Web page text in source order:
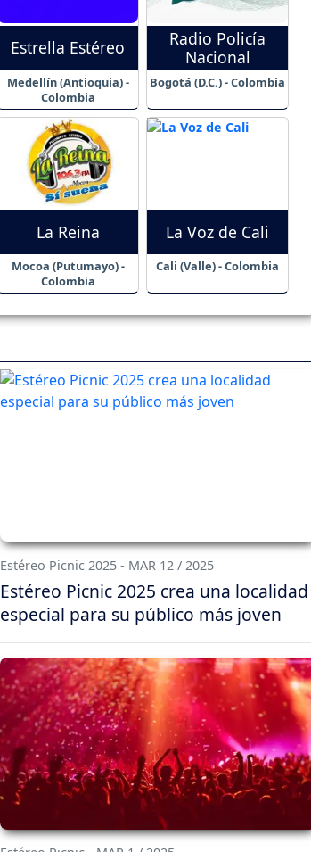
Estrella Estéreo
Medellín (Antioquia) -
Colombia
Radio Policía
Nacional
Bogotá (D.C.) - Colombia
La Reina
Mocoa (Putumayo) -
Colombia
La Voz de Cali
Cali (Valle) - Colombia
Estéreo Picnic 2025 - MAR 12 / 2025
Estéreo Picnic 2025 crea una localidad
especial para su público más joven